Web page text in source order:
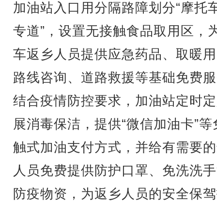
加油站入口用分隔路障划分“摩托
专道”，设置无接触食品取用区，
车返乡人员提供应急药品、取暖
路线咨询、道路救援等基础免费
结合疫情防控要求，加油站定时
展消毒保洁，提供“微信加油卡”等
触式加油支付方式，并给有需要
人员免费提供防护口罩、免洗洗
防疫物资，为返乡人员的安全保